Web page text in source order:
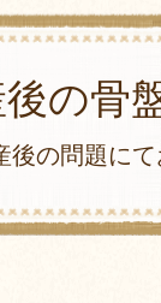
後の骨
後の問題に